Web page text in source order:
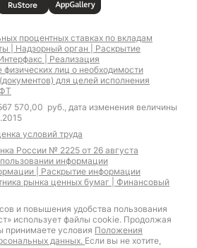
процентных ставках по вкладам
| Надзорный орган | Раскрытие
| Реализация
физических лиц о необходимости
для целей исполнения
570,00 руб., дата изменения величины
условий труда
России № 2225 от 26 августа
информации
| Раскрытие информации
рынка ценных бумаг | Финансовый
и повышения удобства пользования
использует файлы cookie. Продолжая
принимаете условия Положения
данных. Если вы не хотите,